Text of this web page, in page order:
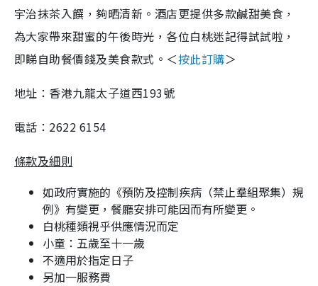
宇治抹茶入饌，夠晒清新。酒店更提供多款鹹甜美食，
為大家帶來甜蜜的午後時光，各位白桃迷記得試試啦，
即睇自助餐價錢及美食款式。＜按此訂購＞
地址：香港九龍太子道西193號
電話：2622 6154
條款及細則
如政府實施的《預防及控制疾病（禁止羣組聚集）規
例》有變更，餐廳安排可能因而有所變更。
白桃種類視乎供應情況而定
小童：五歲至十一歲
不適用於指定日子
另加一服務費